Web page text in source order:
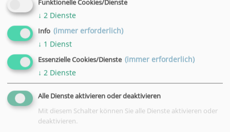
Funktionelle Cookies/Dienste
↓ 2 Dienste
Info (immer erforderlich)
↓ 1 Dienst
Essenzielle Cookies/Dienste (immer erforderlich)
↓ 2 Dienste
Alle Dienste aktivieren oder deaktivieren
Mit diesem Schalter können Sie alle Dienste aktivieren oder
deaktivieren.